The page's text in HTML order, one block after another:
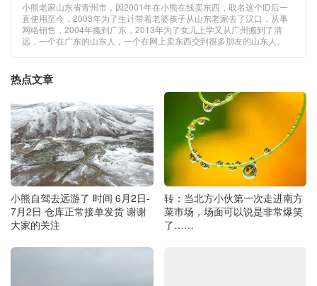
小熊老家山东省青州市，因2001年在小熊在线卖东西，取名这个ID后一
直使用至今，2003年为了生计带着老婆孩子从山东老家去了汉口，从事
网络销售，2004年搬到广东，2013年为了女儿上学又从广州搬到了清
远，一个在广东的山东人，一个在网上卖东西交到很多朋友的山东人。
热点文章
小熊自驾去远游了 时间 6月2日-
7月2日 仓库正常接单发货 谢谢
大家的关注
转：当北方小伙第一次走进南方
菜市场，场面可以说是非常爆笑
了……